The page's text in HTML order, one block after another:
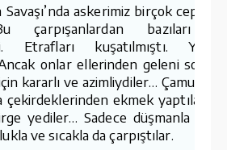
askerimiz birçok
çarpışanlardan bazıları
Etrafları kuşatılmıştı.
onlar ellerinden geleni
kararlı ve azimliydiler… Çamurlu
çekirdeklerinden ekmek yaptılar.
yediler… Sadece düşmanla
ve sıcakla da çarpıştılar.